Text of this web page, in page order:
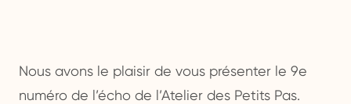
Nous avons le plaisir de vous présenter le 9e
numéro de l’écho de l’Atelier des Petits Pas.